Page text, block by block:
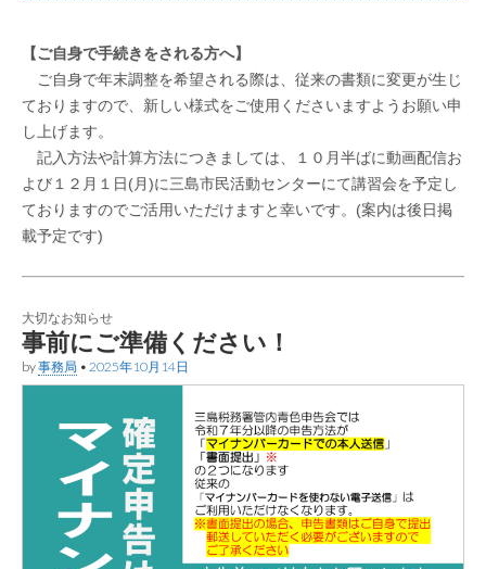
【ご自身で手続きをされる方へ】
ご自身で年末調整を希望される際は、従来の書類に変更が生じ
ておりますので、新しい様式をご使用くださいますようお願い申
し上げます。
記入方法や計算方法につきましては、１０月半ばに動画配信お
よび１２月１日(月)に三島市民活動センターにて講習会を予定し
ておりますのでご活用いただけますと幸いです。(案内は後日掲
載予定です)
大切なお知らせ
事前にご準備ください！
by事務局 • 2025年10月14日